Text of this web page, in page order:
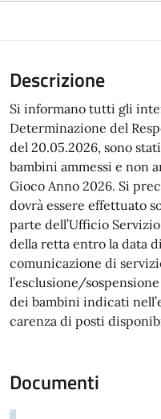
Descrizione
Si informano tutti gli
Determinazione del
del 20.05.2026, sono
bambini ammessi e non
Gioco Anno 2026. Si
dovrà essere effettuato
parte dell’Ufficio
della retta entro la data
comunicazione di
l’esclusione/
dei bambini indicati
carenza di posti
Documenti